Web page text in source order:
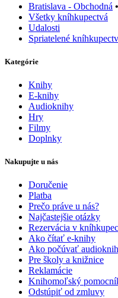
Bratislava - Obchodná
Všetky kníhkupectvá
Udalosti
Spriatelené
Kategórie
Knihy
E-knihy
Audioknihy
Hry
Filmy
Doplnky
Nakupujte u nás
Doručenie
Platba
Prečo práve u nás?
Najčastejšie otázky
Rezervácia v
Ako čítať e-knihy
Ako počúvať
Pre školy a knižnice
Reklamácie
Knihomoľský
Odstúpiť od zmluvy